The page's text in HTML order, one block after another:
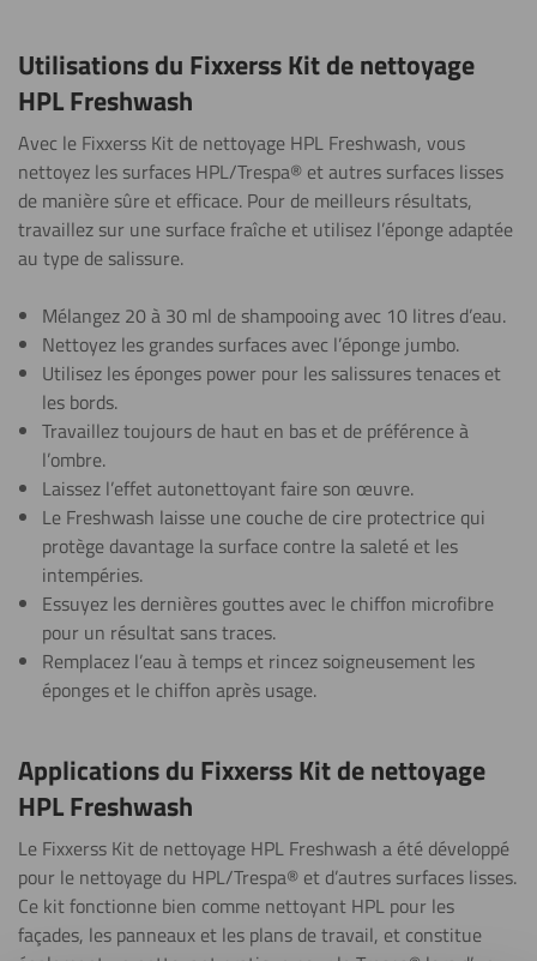
Utilisations du Fixxerss Kit de nettoyage
HPL Freshwash
Avec le Fixxerss Kit de nettoyage HPL Freshwash, vous
nettoyez les surfaces HPL/Trespa® et autres surfaces lisses
de manière sûre et efficace. Pour de meilleurs résultats,
travaillez sur une surface fraîche et utilisez l’éponge adaptée
au type de salissure.
Mélangez 20 à 30 ml de shampooing avec 10 litres d’eau.
Nettoyez les grandes surfaces avec l’éponge jumbo.
Utilisez les éponges power pour les salissures tenaces et
les bords.
Travaillez toujours de haut en bas et de préférence à
l’ombre.
Laissez l’effet autonettoyant faire son œuvre.
Le Freshwash laisse une couche de cire protectrice qui
protège davantage la surface contre la saleté et les
intempéries.
Essuyez les dernières gouttes avec le chiffon microfibre
pour un résultat sans traces.
Remplacez l’eau à temps et rincez soigneusement les
éponges et le chiffon après usage.
Applications du Fixxerss Kit de nettoyage
HPL Freshwash
Le Fixxerss Kit de nettoyage HPL Freshwash a été développé
pour le nettoyage du HPL/Trespa® et d’autres surfaces lisses.
Ce kit fonctionne bien comme nettoyant HPL pour les
façades, les panneaux et les plans de travail, et constitue